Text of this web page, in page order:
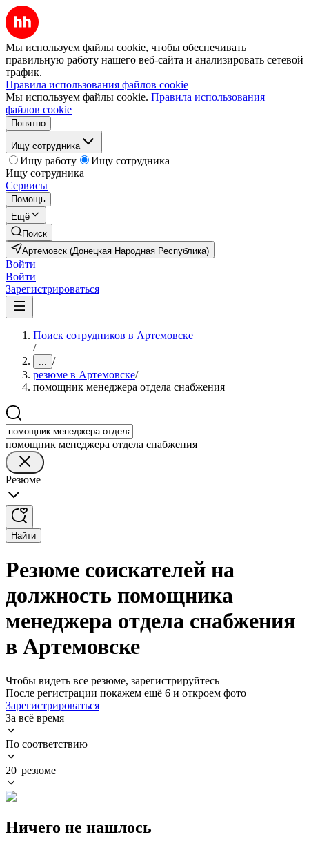
Мы используем файлы cookie, чтобы обеспечивать
правильную работу нашего веб-сайта и анализировать сетевой
трафик.
Правила использования файлов cookie
Мы используем файлы cookie. Правила использования
файлов cookie
Понятно
Ищу сотрудника
Ищу работу
Ищу сотрудника
Ищу сотрудника
Сервисы
Помощь
Ещё
Поиск
Артемовск (Донецкая Народная Республика)
Войти
Войти
Зарегистрироваться
Поиск сотрудников в Артемовске
/
... /
резюме в Артемовске/
помощник менеджера отдела снабжения
помощник менеджера отдела снабжения
Резюме
Найти
Резюме соискателей на
должность помощника
менеджера отдела снабжения
в Артемовске
Чтобы видеть все резюме, зарегистрируйтесь
После регистрации покажем ещё 6 и откроем фото
Зарегистрироваться
За всё время
По соответствию
20 резюме
Ничего не нашлось